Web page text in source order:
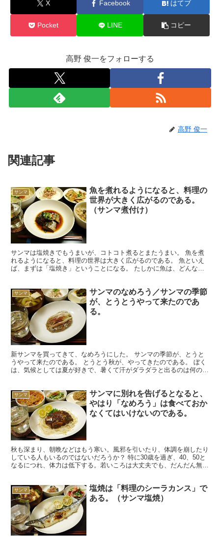
X Facebook はてブ
Pocket LINE コピー
高野 俊一をフォローする
高野 俊一
関連記事
サンマ
魚を煮れるようになると、料理の
世界が大きく広がるのである。
（サンマ煮付け）
サンマは塩焼きでもうまいが、コトコト煮るとまたうまい。 魚を煮
れるようになると、料理の世界は大きく広がるのである。 魚といえ
ば、まずは「塩焼き」ということになる。 たしかに魚は、どんなも
サンマ
サンマのなめろう／サンマの季節
が、とうとうやって来たのであ
る。
新サンマを買ってきて、なめろうにした。 サンマの季節が、とうと
うやって来たのである。 とうとう秋が、やってきたのである。 ぼく
は、気候としては夏が好きで、暑くて汗がダラダラと出るのは何の苦
サンマ
サンマに別れを告げるとなると、
やはり「なめろう」は食べておか
なくてはいけないのである。
秋も深まり、朝晩などはもう寒い。風邪を引いたり、体調を崩したり
している人もいるのではないだろうか？ 特に30歳を過ぎ、40、50と
なるにつれ、体力は低下する。若いころは大丈夫でも、だんだん無理
サンマ
塩焼は「料理のシーラカンス」で
ある。（サンマ塩焼）